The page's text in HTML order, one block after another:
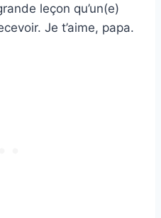
leçon qu’un(e)
Je t’aime, papa.